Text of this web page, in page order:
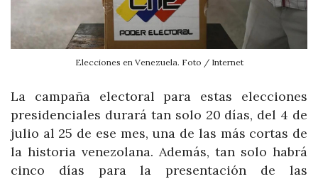
Elecciones en Venezuela. Foto / Internet
La campaña electoral para estas elecciones
presidenciales durará tan solo 20 días, del 4 de
julio al 25 de ese mes, una de las más cortas de
la historia venezolana. Además, tan solo habrá
cinco días para la presentación de las